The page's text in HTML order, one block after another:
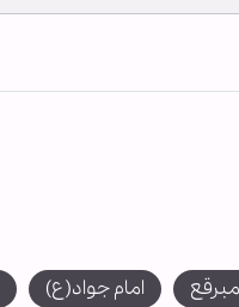
امام جواد(ع)